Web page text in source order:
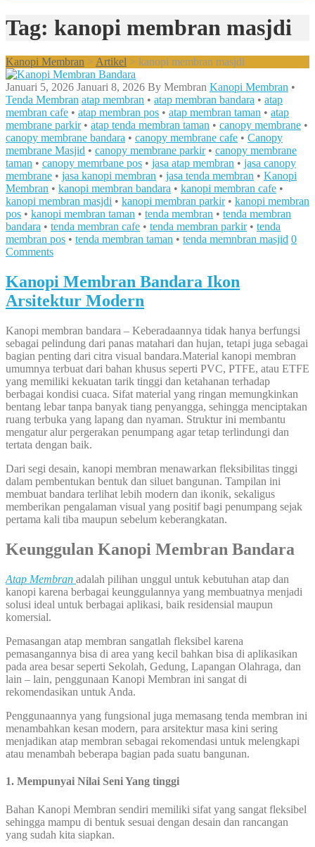
Tag: kanopi membran masjdi
Kanopi Membran > Artikel > kanopi membran masjdi
Januari 5, 2026 Januari 8, 2026 By Membran Kanopi Membran •
Tenda Membran atap membran • atap membran bandara • atap
membran cafe • atap membran pos • atap membran taman • atap
membrane parkir• atap tenda membran taman • canopy membrane •
canopy membrane bandara • canopy membrane cafe • Canopy
membrane Masjid • canopy membrane parkir• canopy membrane
taman • canopy memrbane pos • jasa atap membran • jasa canopy
membrane • jasa kanopi membran • jasa tenda membran • Kanopi
Membran • kanopi membran bandara • kanopi membran cafe •
kanopi membran masjdi • kanopi membran parkir• kanopi membran
pos • kanopi membran taman • tenda membran • tenda membran
bandara • tenda membran cafe • tenda membran parkir• tenda
membran pos • tenda membran taman • tenda memnbran masjid 0
Comments
Kanopi Membran Bandara Ikon
Arsitektur Modern
Kanopi membran bandara – Keberadaannya tidak hanya berfungsi
sebagai pelindung dari panas matahari dan hujan, tetapi juga sebagai
bagian penting dari citra visual bandara.Material kanopi membran
umumnya terbuat dari bahan khusus seperti PVC, PTFE, atau ETFE
yang memiliki kekuatan tarik tinggi dan ketahanan terhadap
berbagai kondisi cuaca. Sifat material yang ringan memungkinkan
bentang lebar tanpa banyak tiang penyangga, sehingga menciptakan
ruang terbuka yang lapang dan nyaman. Struktur ini membantu
mengatur alur pergerakan penumpang agar tetap terlindungi dan
tertata dengan baik.
Dari segi desain, kanopi membran menawarkan fleksibilitas tinggi
dalam pembentukan bentuk dan siluet bangunan. Tampilan ini
membuat bandara terlihat lebih modern dan ikonik, sekaligus
memberikan pengalaman visual yang positif bagi penumpang sejak
pertama kali tiba maupun sebelum keberangkatan.
Keunggulan Kanopi Membran Bandara
Atap Membran adalah pilihan unggul untuk kebutuhan atap dan
kanopi karena berbagai keunggulannya yang membuatnya menjadi
solusi ideal untuk berbagai aplikasi, baik residensial maupun
komersial.
Pemasangan atap membran sangatlah fleksibel karena
pemasangannya bisa di area yang kecil bahkan bisa di aplikasikan
pada area besar seperti Sekolah, Gedung, Lapangan Olahraga, dan
lain – lain, penggunaan Kanopi Membran ini sangat di
rekomendasikan untuk Anda.
Penggunaannya yang fungsional juga memasang tenda membran ini
menambahkan kesan modern, para arsitektur masa kini sering
menjadikan atap membran sebagai rekomendasi untuk melengkapi
atau menambah beberapa bagian pada suatu bangunan.
1. Mempunyai Nilai Seni Yang tinggi
Bahan Kanopi Membran sendiri memiliki sifat yang sangat fleksibel
sehingga mampu di bentuk sesuai dengan desain dan rancangan
yang sudah kita siapkan.